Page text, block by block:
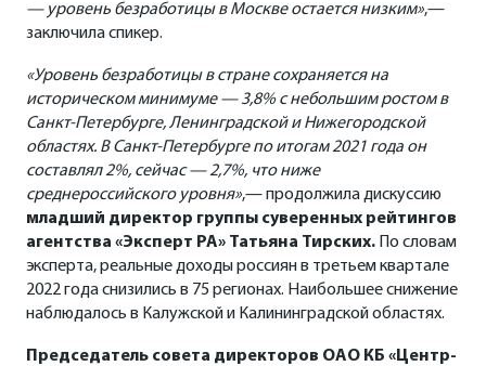
— уровень безработицы в Москве остается низким»,—
заключила спикер.
«Уровень безработицы в стране сохраняется на
историческом минимуме — 3,8% с небольшим ростом в
Санкт-Петербурге, Ленинградской и Нижегородской
областях. В Санкт-Петербурге по итогам 2021 года он
составлял 2%, сейчас — 2,7%, что ниже
среднероссийского уровня»,— продолжила дискуссию
младший директор группы суверенных рейтингов
агентства «Эксперт РА» Татьяна Тирских. По словам
эксперта, реальные доходы россиян в третьем квартале
2022 года снизились в 75 регионах. Наибольшее снижение
наблюдалось в Калужской и Калининградской областях.
Председатель совета директоров ОАО КБ «Центр-